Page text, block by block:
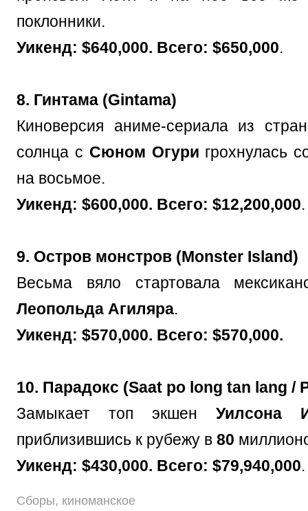
поклонники.
Уикенд: $640,000. Всего: $650,000.
8. Гинтама (Gintama)
Киноверсия аниме-сериала из
солнца с Сюном Огури грохнулась
на восьмое.
Уикенд: $600,000. Всего: $12,200,000.
9. Остров монстров (Monster Island)
Весьма вяло стартовала
Леопольда Агиляра.
Уикенд: $570,000. Всего: $570,000.
10. Парадокс (Saat po long tan lang /
Замыкает топ экшен Уилсона
приблизившись к рубежу в 80
Уикенд: $430,000. Всего: $79,940,000.
Сборы, киноманское